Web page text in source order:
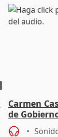
Carmen
de
de Pérez de